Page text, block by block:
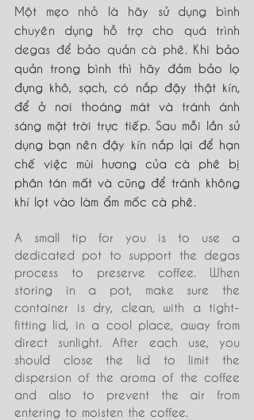
Một mẹo nhỏ là hãy sử dụng bình
chuyên dụng hỗ trợ cho quá trình
degas để bảo quản cà phê . Khi bảo
quản trong bình thì hãy đảm bảo lọ
đựng khô, sạch, có nắp đậy thật kín,
để ở nơi thoáng mát và tránh ánh
sáng mặt trời trực tiếp. Sau mỗi lần sử
dụng bạn nên đậy kín nắp lại để hạn
chế việc mùi hương của cà phê bị
phân tán mất và cũng để tránh không
khí lọt vào làm ẩm mốc cà phê.
A small tip for you is to use a
dedicated pot to support the degas
process to preserve coffee. When
storing in a pot, make sure the
container is dry, clean, with a tight-
fitting lid, in a cool place, away from
direct sunlight. After each use, you
should close the lid to limit the
dispersion of the aroma of the coffee
and also to prevent the air from
entering to moisten the coffee.